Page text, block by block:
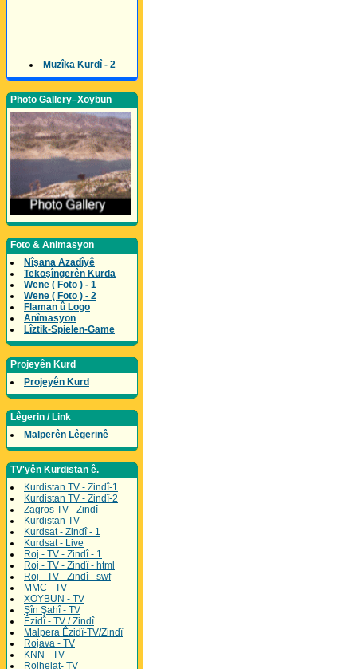
Muzîka Kurdî - 2
Photo Gallery–Xoybun
Foto & Animasyon
Nîşana Azadîyê
Tekoşîngerên Kurda
Wene ( Foto ) - 1
Wene ( Foto ) - 2
Flaman û Logo
Anîmasyon
Lîztik-Spielen-Game
Projeyên Kurd
Projeyên Kurd
Lêgerin / Link
Malperên Lêgerinê
TV'yên Kurdistan ê.
Kurdistan TV - Zindî-1
Kurdistan TV - Zindî-2
Zagros TV - Zindî
Kurdistan TV
Kurdsat - Zindî - 1
Kurdsat - Live
Roj - TV - Zindî - 1
Roj - TV - Zindî - html
Roj - TV - Zindî - swf
MMC - TV
XOYBUN - TV
Şîn Şahî - TV
Êzidî - TV / Zindî
Malpera Êzidî-TV/Zindî
Rojava - TV
KNN - TV
Rojhelat- TV